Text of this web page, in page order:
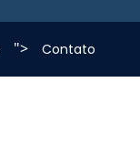
"> Contato